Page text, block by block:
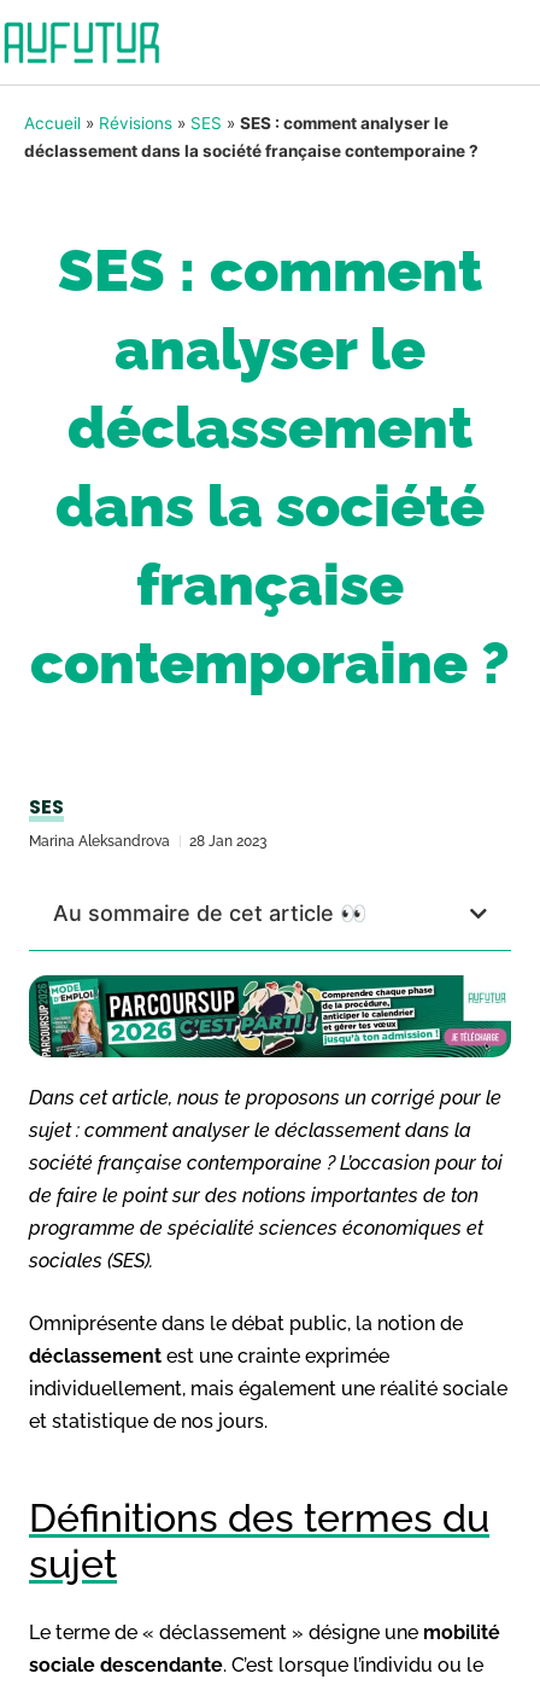
Accueil » Révisions » SES » SES : comment analyser le
déclassement dans la société française contemporaine ?
SES : comment
analyser le
déclassement
dans la société
française
contemporaine ?
SES
Marina Aleksandrova 28 Jan 2023
Au sommaire de cet article 👀
Dans cet article, nous te proposons un corrigé pour le
sujet : comment analyser le déclassement dans la
société française contemporaine ? L’occasion pour toi
de faire le point sur des notions importantes de ton
programme de spécialité sciences économiques et
sociales (SES).
Omniprésente dans le débat public, la notion de
déclassement est une crainte exprimée
individuellement, mais également une réalité sociale
et statistique de nos jours.
Définitions des termes du
sujet
Le terme de « déclassement » désigne une mobilité
sociale descendante. C’est lorsque l’individu ou le